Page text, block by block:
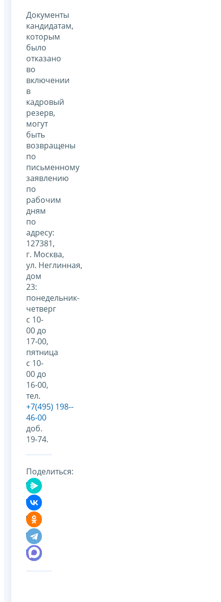
Документы
кандидатам,
которым
было
отказано
во
включении
в
кадровый
резерв,
могут
быть
возвращены
по
письменному
заявлению
по
рабочим
дням
по
адресу:
127381,
г. Москва,
ул. Неглинная,
дом
23:
понедельник-
четверг
с 10-
00 до
17-00,
пятница
с 10-
00 до
16-00,
тел.
+7(495) 198-­
46-­00
доб.
19-74.
Поделиться: